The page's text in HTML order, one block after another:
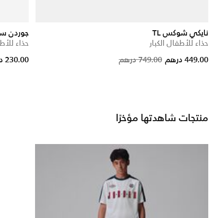
نايكي شوكس TL
حذاء للأطفال الكبار
Price
749.00 درهم to
449.00 درهم
جوردن
حذاء
from230.00 درهم
منتجات شاهدتها مؤخرًا